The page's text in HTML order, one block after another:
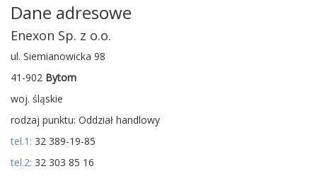
Dane adresowe
Enexon Sp. z o.o.
ul. Siemianowicka 98
41-902 Bytom
woj. śląskie
rodzaj punktu: Oddział handlowy
tel.1: 32 389-19-85
tel.2: 32 303 85 16